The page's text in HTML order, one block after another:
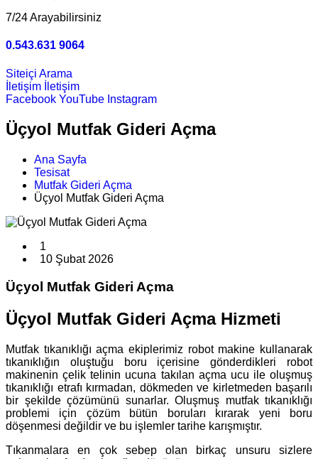
7/24 Arayabilirsiniz
0.543.631 9064
Siteiçi Arama
İletişim
İletişim
Facebook YouTube Instagram
Üçyol Mutfak Gideri Açma
Ana Sayfa
Tesisat
Mutfak Gideri Açma
Üçyol Mutfak Gideri Açma
1
10 Şubat 2026
Üçyol Mutfak Gideri Açma
Üçyol Mutfak Gideri Açma Hizmeti
Mutfak tıkanıklığı açma ekiplerimiz robot makine kullanarak
tıkanıklığın oluştuğu boru içerisine gönderdikleri robot
makinenin çelik telinin ucuna takılan açma ucu ile oluşmuş
tıkanıklığı etrafı kırmadan, dökmeden ve kirletmeden başarılı
bir şekilde çözümünü sunarlar. Oluşmuş mutfak tıkanıklığı
problemi için çözüm bütün boruları kırarak yeni boru
döşenmesi değildir ve bu işlemler tarihe karışmıştır.
Tıkanmalara en çok sebep olan birkaç unsuru sizlere